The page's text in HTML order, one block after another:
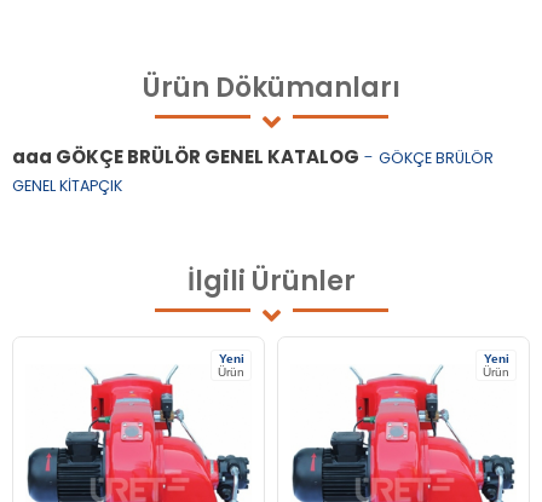
Ürün Dökümanları
aaa GÖKÇE BRÜLÖR GENEL KATALOG - GÖKÇE BRÜLÖR
GENEL KİTAPÇIK
İlgili Ürünler
Yeni
Ürün
Yeni
Ürün